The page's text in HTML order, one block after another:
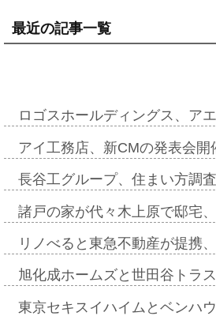
最近の記事一覧
ロゴスホールディングス、ア
アイ工務店、新CMの発表会
長谷工グループ、住まい方調
諸戸の家が代々木上原で邸宅
リノべると東急不動産が提携
旭化成ホームズと世田谷トラ
東京セキスイハイムとベンハ